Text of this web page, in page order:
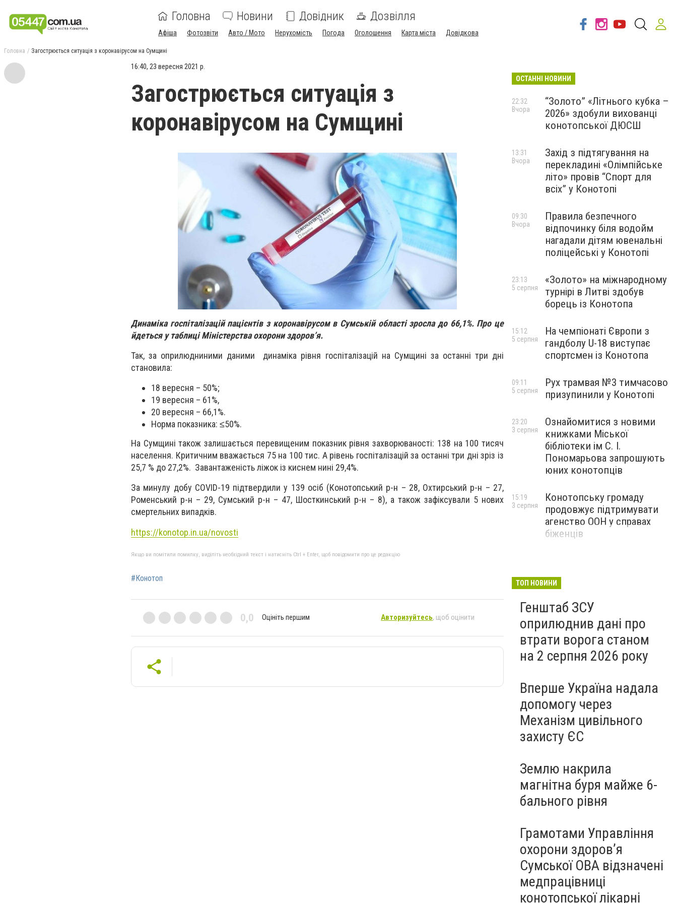
Головна Новини Довідник Дозвілля
Афіша Фотозвіти Авто / Мото Нерухомість Погода Оголошення Карта міста Довідкова
Головна Загострюється ситуація з коронавірусом на Сумщині
16:40, 23 вересня 2021 р.
Загострюється ситуація з
коронавірусом на Сумщині
Динаміка госпіталізацій пацієнтів з коронавірусом в Сумській області зросла до 66,1%. Про це
йдеться у таблиці Міністерства охорони здоров’я.
Так, за оприлюдниними даними динаміка рівня госпіталізацій на Сумщині за останні три дні
становила:
18 вересня – 50%;
19 вересня – 61%,
20 вересня – 66,1%.
Норма показника: ≤50%.
На Сумщині також залишається перевищеним показник рівня захворюваності: 138 на 100 тисяч
населення. Критичним вважається 75 на 100 тис. А рівень госпіталізацій за останні три дні зріз із
25,7 % до 27,2%. Завантаженість ліжок із киснем нині 29,4%.
За минулу добу COVID-19 підтвердили у 139 осіб (Конотопський р-н – 28, Охтирський р-н – 27,
Роменський р-н – 29, Сумський р-н – 47, Шосткинський р-н – 8), а також зафіксували 5 нових
смертельних випадків.
https://konotop.in.ua/novosti
Якщо ви помітили помилку, виділіть необхідний текст і натисніть Ctrl + Enter, щоб повідомити про це редакцію
#Конотоп
0,0 Оцініть першим Авторизуйтесь, щоб оцінити
ОСТАННІ НОВИНИ
“Золото” «Літнього кубка –
2026» здобули вихованці
конотопської ДЮСШ
22:32
Вчора
Захід з підтягування на
перекладині «Олімпійське
літо» провів “Спорт для
всіх” у Конотопі
13:31
Вчора
Правила безпечного
відпочинку біля водойм
нагадали дітям ювенальні
поліцейські у Конотопі
09:30
Вчора
«Золото» на міжнародному
турнірі в Литві здобув
борець із Конотопа
23:13
5 серпня
На чемпіонаті Європи з
гандболу U-18 виступає
спортсмен із Конотопа
15:12
5 серпня
Рух трамвая №3 тимчасово
призупинили у Конотопі
09:11
5 серпня
Ознайомитися з новими
книжками Міської
бібліотеки ім С. І.
Пономарьова запрошують
юних конотопців
23:20
3 серпня
Конотопську громаду
продовжує підтримувати
агенство ООН у справах
біженців
15:19
3 серпня
ТОП НОВИНИ
Генштаб ЗСУ
оприлюднив дані про
втрати ворога станом
на 2 серпня 2026 року
Вперше Україна надала
допомогу через
Механізм цивільного
захисту ЄС
Землю накрила
магнітна буря майже 6-
бального рівня
Грамотами Управління
охорони здоров’я
Сумської ОВА відзначені
медпрацівниці
конотопської лікарні